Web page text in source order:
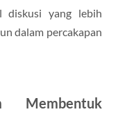
diskusi yang lebih
dalam percakapan
Membentuk